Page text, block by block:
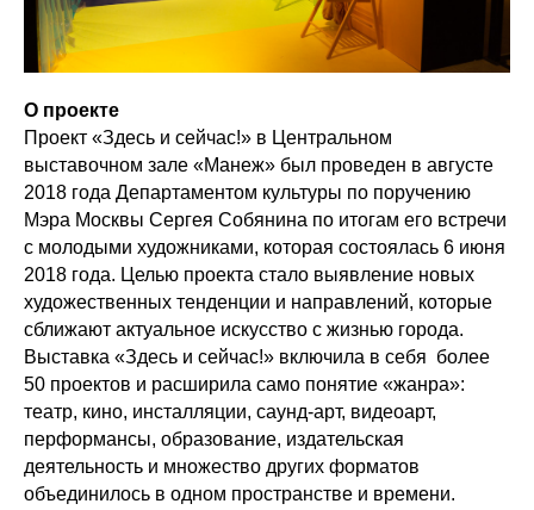
О проекте
Проект «Здесь и сейчас!» в Центральном
выставочном зале «Манеж» был проведен в августе
2018 года Департаментом культуры по поручению
Мэра Москвы Сергея Собянина по итогам его встречи
с молодыми художниками, которая состоялась 6 июня
2018 года. Целью проекта стало выявление новых
художественных тенденции и направлений, которые
сближают актуальное искусство с жизнью города.
Выставка «Здесь и сейчас!» включила в себя более
50 проектов и расширила само понятие «жанра»:
театр, кино, инсталляции, саунд-арт, видеоарт,
перформансы, образование, издательская
деятельность и множество других форматов
объединилось в одном пространстве и времени.